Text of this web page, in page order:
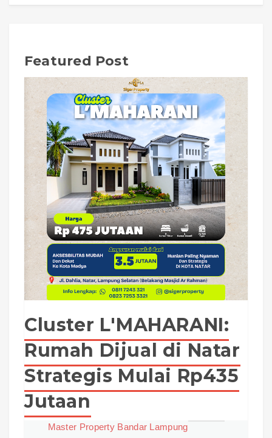
Featured Post
Cluster L'MAHARANI:
Rumah Dijual di Natar
Strategis Mulai Rp435
Jutaan
Master Property Bandar Lampung